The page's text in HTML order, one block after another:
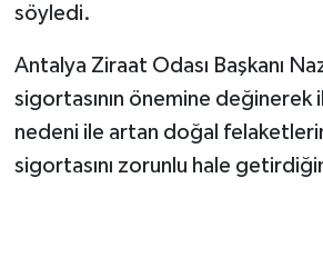
söyledi.
Antalya Ziraat Odası Başkanı
sigortasının önemine değinerek
nedeni ile artan doğal
sigortasını zorunlu hale
Yaşam